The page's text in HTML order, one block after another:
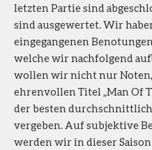
letzten Partie sind
sind ausgewertet. Wir
eingegangenen
welche wir nachfolgend
wollen wir nicht nur
ehrenvollen Titel „Man Of
der besten
vergeben. Auf subjektive
werden wir in dieser